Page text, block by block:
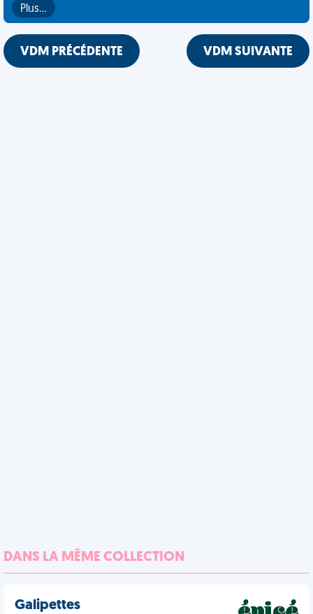
Plus…
VDM PRÉCÉDENTE VDM SUIVANTE
DANS LA MÊME COLLECTION
Galipettes